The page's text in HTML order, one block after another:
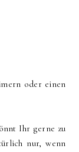
oder einen
Ihr gerne zu
nur, wenn